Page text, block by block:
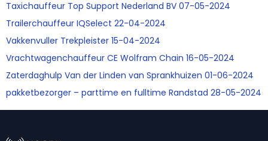
Taxichauffeur Top Support Nederland BV 07-05-2024
Trailerchauffeur IQSelect 22-04-2024
Vakkenvuller Trekpleister 15-04-2024
Vrachtwagenchauffeur CE Wolfram Chain 16-05-2024
Zaterdaghulp Van der Linden van Sprankhuizen 01-06-2024
pakketbezorger – parttime en fulltime Randstad 28-05-2024